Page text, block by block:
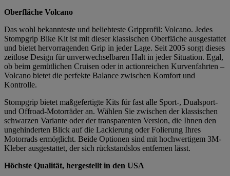
Oberfläche Volcano
Das wohl bekannteste und beliebteste Gripprofil: Volcano. Jedes
Stompgrip Bike Kit ist mit dieser klassischen Oberfläche ausgestattet
und bietet hervorragenden Grip in jeder Lage. Seit 2005 sorgt dieses
zeitlose Design für unverwechselbaren Halt in jeder Situation. Egal,
ob beim gemütlichen Cruisen oder in actionreichen Kurvenfahrten –
Volcano bietet die perfekte Balance zwischen Komfort und
Kontrolle.
Stompgrip bietet maßgefertigte Kits für fast alle Sport-, Dualsport-
und Offroad-Motorräder an. Wählen Sie zwischen der klassischen
schwarzen Variante oder der transparenten Version, die Ihnen den
ungehinderten Blick auf die Lackierung oder Folierung Ihres
Motorrads ermöglicht. Beide Optionen sind mit hochwertigem 3M-
Kleber ausgestattet, der sich rückstandslos entfernen lässt.
Höchste Qualität, hergestellt in den USA